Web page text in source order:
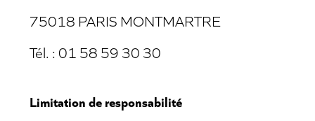
75018 PARIS MONTMARTRE
Tél. : 01 58 59 30 30
Limitation de responsabilité